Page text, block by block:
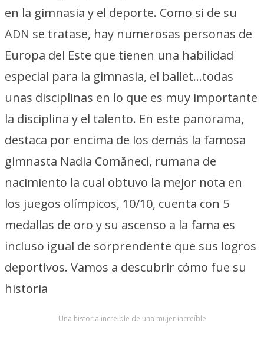
en la gimnasia y el deporte. Como si de su
ADN se tratase, hay numerosas personas de
Europa del Este que tienen una habilidad
especial para la gimnasia, el ballet…todas
unas disciplinas en lo que es muy importante
la disciplina y el talento. En este panorama,
destaca por encima de los demás la famosa
gimnasta Nadia Comăneci, rumana de
nacimiento la cual obtuvo la mejor nota en
los juegos olímpicos, 10/10, cuenta con 5
medallas de oro y su ascenso a la fama es
incluso igual de sorprendente que sus logros
deportivos. Vamos a descubrir cómo fue su
historia
Una historia increible de una mujer increíble